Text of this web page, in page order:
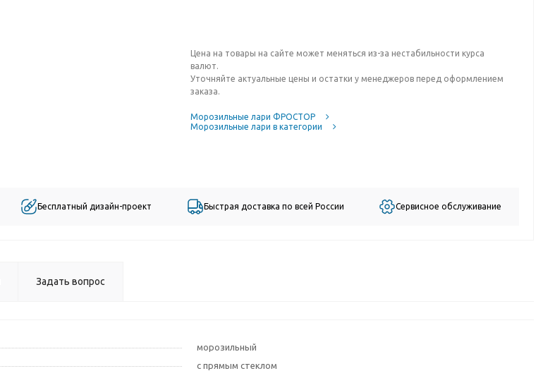
Цена на товары на сайте может меняться из-за нестабильности курса
валют.
Уточняйте актуальные цены и остатки у менеджеров перед оформлением
заказа.
Морозильные лари ФРОСТОР
Морозильные лари в категории
Бесплатный дизайн-проект Быстрая доставка по всей России Сервисное обслуживание
Задать вопрос
морозильный
с прямым стеклом